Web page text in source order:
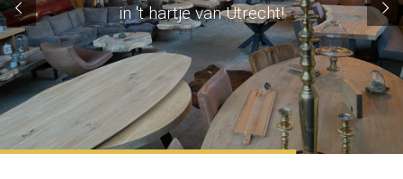
in 't hartje van Utrecht!